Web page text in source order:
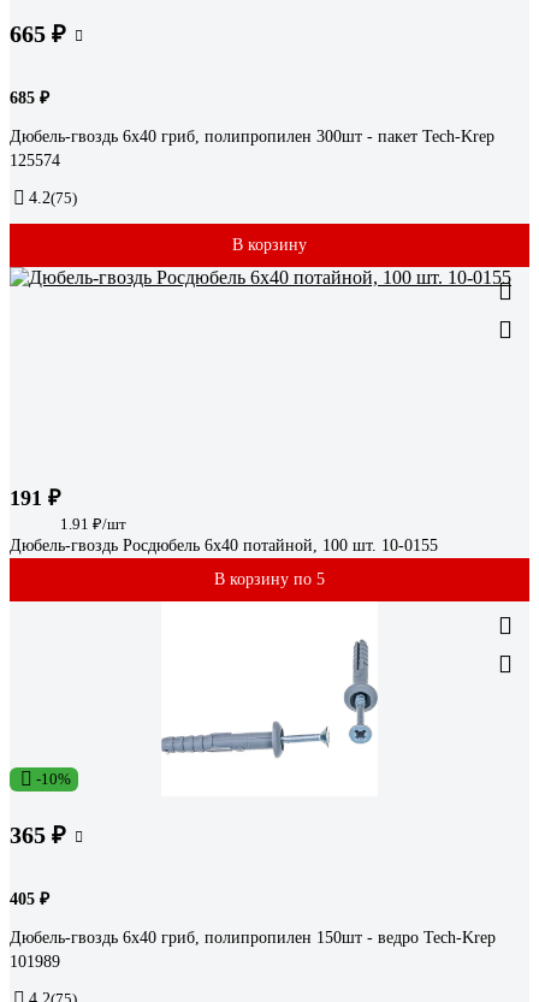
665 ₽
685 ₽
Дюбель-гвоздь 6х40 гриб, полипропилен 300шт - пакет Tech-Krep
125574
4.2(75)
В корзину
191 ₽
1.91 ₽/шт
Дюбель-гвоздь Росдюбель 6x40 потайной, 100 шт. 10-0155
В корзину по 5
-10%
365 ₽
405 ₽
Дюбель-гвоздь 6х40 гриб, полипропилен 150шт - ведро Tech-Krep
101989